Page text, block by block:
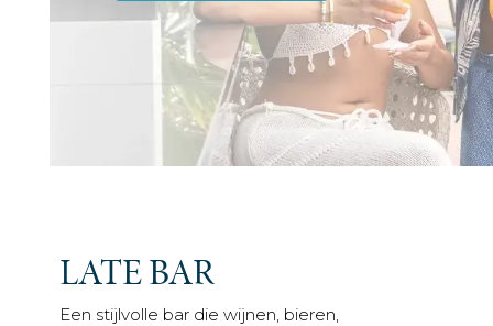
LATE BAR
Een stijlvolle bar die wijnen, bieren,